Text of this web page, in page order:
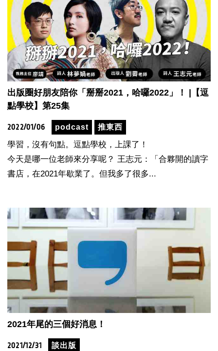
出版圈好朋友陪你「掰掰2021，哈囉2022」！ |【逗
點學校】第25集
2022/01/06 podcast 推東西
學習，沒有句點。逗點學校，上課了！
今天是哪一位老師來分享呢？ 王志元：「合夥開的讀字
書店，在2021年歇業了。但我多了很多...
2021年尾的三個好消息！
2021/12/31 談出版